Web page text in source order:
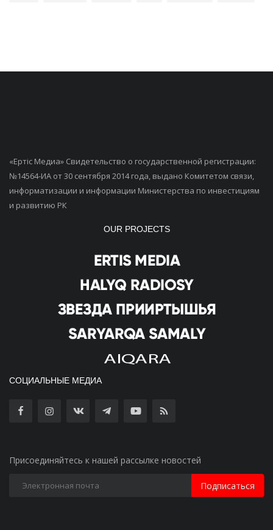
«Ертiс Медиа» Свидетельство о государственной регистрации:
№14564-ИА от 30 сентября 2014 года, выдано Комитетом связи,
информатизации и информации Министерства по инвестициям
и развитию РК
OUR PROJECTS
СОЦИАЛЬНЫЕ МЕДИА
Присоединяйтесь к нашей рассылке новостей
Подписаться